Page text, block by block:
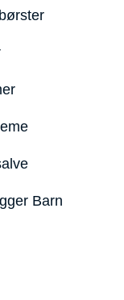
Barn